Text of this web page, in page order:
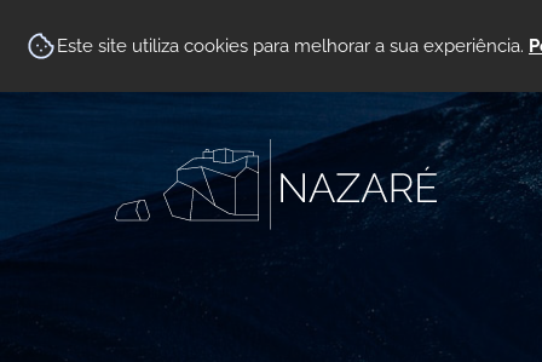
Este site utiliza cookies para melhorar a sua experiência.